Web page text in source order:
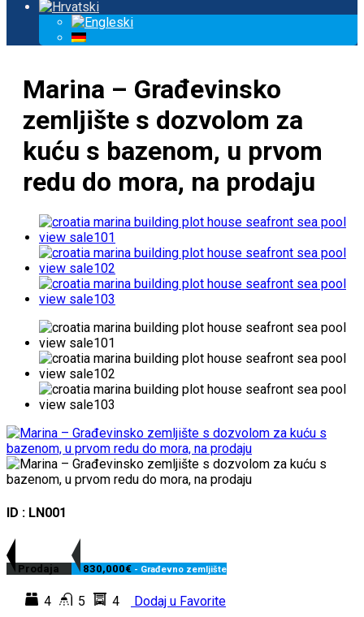
Marina – Građevinsko
zemljište s dozvolom za
kuću s bazenom, u prvom
redu do mora, na prodaju
ID : LN001
Prodaja 830,000€ - Građevno zemljište
4 5 4
Dodaj u Favorite